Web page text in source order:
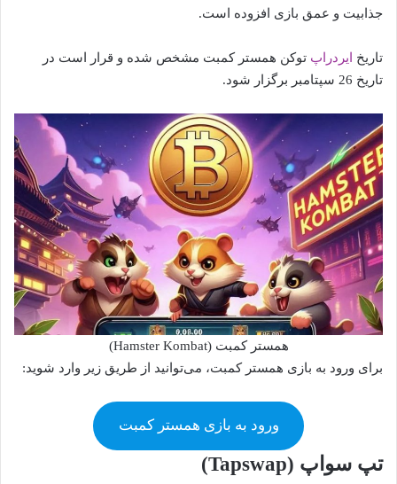
جذابیت و عمق بازی افزوده است.
تاریخ ایردراپ توکن همستر کمبت مشخص شده و قرار است در
تاریخ 26 سپتامبر برگزار شود.
همستر کمبت (Hamster Kombat)
برای ورود به بازی همستر کمبت، می‌توانید از طریق زیر وارد شوید:
ورود به بازی همستر کمبت
تپ سواپ (Tapswap)